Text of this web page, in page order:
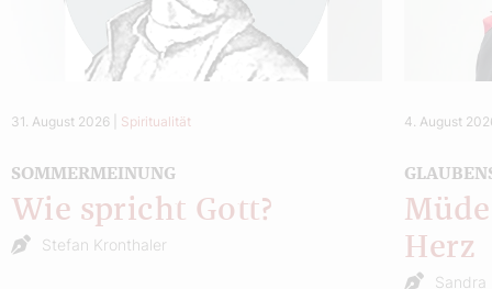
31. August 2026 Spiritualität
SOMMERMEINUNG
Wie spricht Gott?
Stefan Kronthaler
4. August
Herz
Sandra